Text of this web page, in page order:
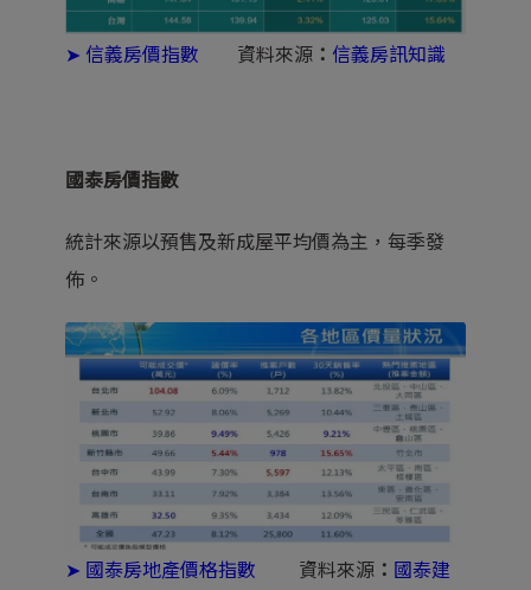
➤ 信義房價指數 資料來源 ： 信義房訊知識
國泰房價指數
統計來源以預售及新成屋平均價為主，每季發
佈。
➤ 國泰房地產價格指數 資料來源 ： 國泰建